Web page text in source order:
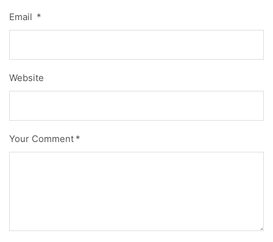
Email *
Website
Your Comment *